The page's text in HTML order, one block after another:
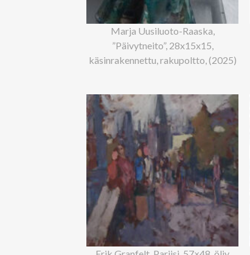
Marja Uusiluoto-Raaska,
”Päivytneito”, 28x15x15,
käsinrakennettu, rakupoltto, (2025)